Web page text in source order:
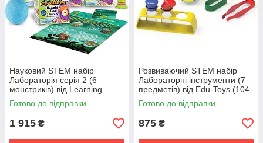
Науковий STEM набір
Лабораторія серія 2 (6
монстриків) від Learning
Resources (104-029)
Готово до відправки
1 915 ₴
Розвиваючий STEM набір
Лабораторні інструменти (7
предметів) від Edu-Toys (104-
973)
Готово до відправки
875 ₴